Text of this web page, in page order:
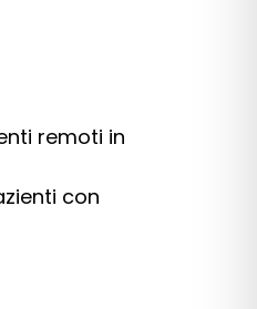
remoti in
con